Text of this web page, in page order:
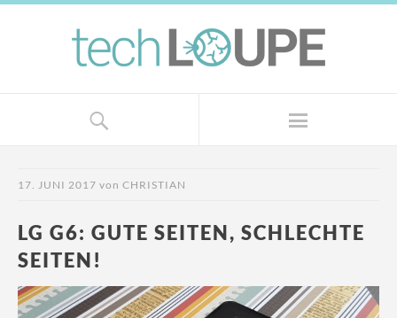
17. JUNI 2017 von CHRISTIAN
LG G6: GUTE SEITEN, SCHLECHTE
SEITEN!